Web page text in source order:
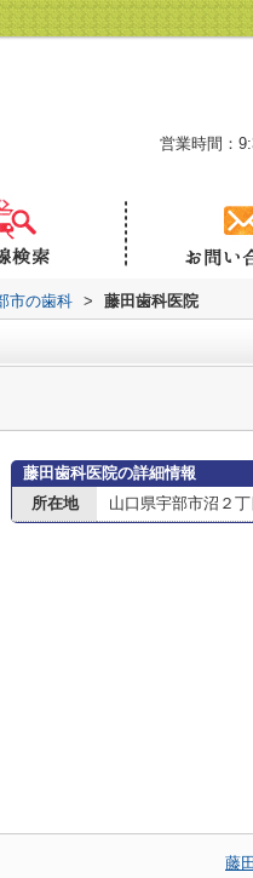
営業時間：
市の歯科 > 藤田歯科医院
藤田歯科医院の詳細情報
所在地
山口県宇部市沼２
藤